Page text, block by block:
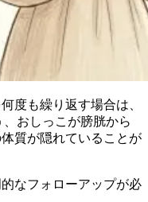
度も繰り返す場合は、
、おしっこが膀胱から
質が隠れていることが
なフォローアップが必